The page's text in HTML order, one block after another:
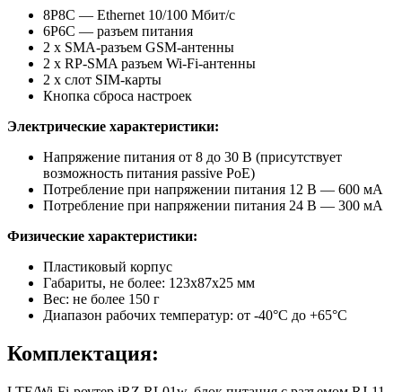
8P8C — Ethernet 10/100 Мбит/с
6P6C — разъем питания
2 x SMA-разъем GSM-антенны
2 x RP-SMA разъем Wi-Fi-антенны
2 х слот SIM-карты
Кнопка сброса настроек
Электрические характеристики:
Напряжение питания от 8 до 30 В (присутствует
возможность питания passive PoE)
Потребление при напряжении питания 12 В — 600 мА
Потребление при напряжении питания 24 В — 300 мА
Физические характеристики:
Пластиковый корпус
Габариты, не более: 123х87х25 мм
Вес: не более 150 г
Диапазон рабочих температур: от -40°С до +65°С
Комплектация: